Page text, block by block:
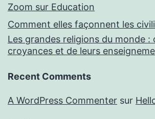
Zoom sur Education
Comment elles façonnent les
Les grandes religions du monde
croyances et de leurs
Recent Comments
A WordPress Commenter sur